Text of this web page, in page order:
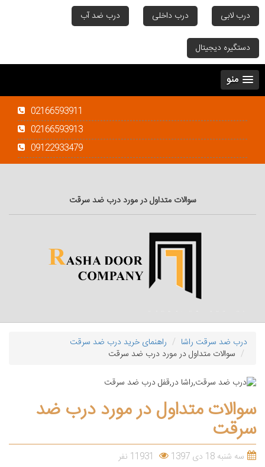
درب لابی درب داخلی درب ضد آب
دستگیره دیجیتال
منو
02166593911
02166593913
09122933479
سوالات متداول در مورد درب ضد سرقت
درب ضد سرقت راشا
راهنمای خرید درب ضد سرقت
سوالات متداول در مورد درب ضد سرقت
سوالات متداول در مورد درب ضد
سرقت
سه شنبه 18 دی 1397